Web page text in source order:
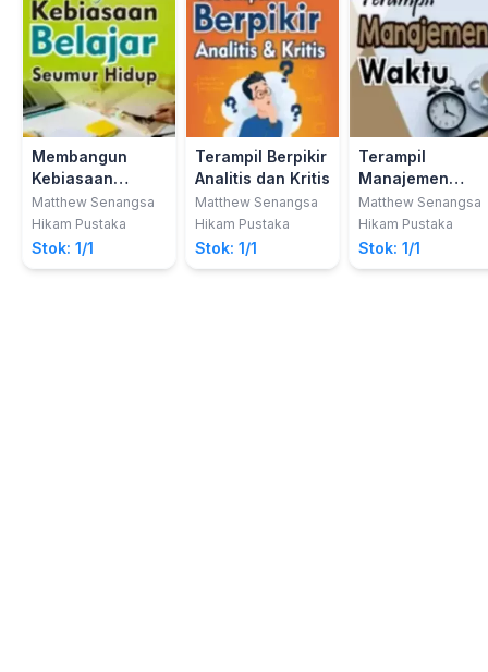
Membangun
Kebiasaan
Belajar Seumur
Hidup
Matthew Senangsa
Hikam Pustaka
Stok: 1/1
Terampil Berpikir
Analitis dan Kritis
Matthew Senangsa
Hikam Pustaka
Stok: 1/1
Terampil
Manajemen
Waktu
Matthew Senangsa
Hikam Pustaka
Stok: 1/1